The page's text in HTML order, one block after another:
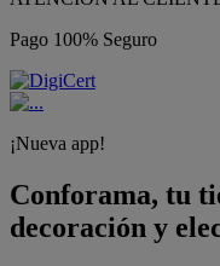
Pago 100% Seguro
¡Nueva app!
Conforama, tu
decoración y